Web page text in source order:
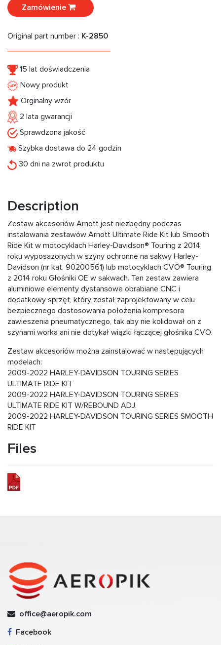
Zamówienie
Original part number : K-2850
15 lat doświadczenia
Nowy produkt
Orginalny wzór
2 lata gwarancji
Sprawdzona jakość
Szybka dostawa do 24 godzin
30 dni na zwrot produktu
Description
Zestaw akcesoriów Arnott jest niezbędny podczas
instalowania zestawów Arnott Ultimate Ride Kit lub Smooth
Ride Kit w motocyklach Harley-Davidson® Touring z 2014
roku wyposażonych w szyny ochronne na sakwy Harley-
Davidson (nr kat. 90200561) lub motocyklach CVO® Touring
z 2014 roku Głośniki OE w sakwach. Ten zestaw zawiera
aluminiowe elementy dystansowe obrabiane CNC i
dodatkowy sprzęt, który został zaprojektowany w celu
bezpiecznego dostosowania położenia kompresora
zawieszenia pneumatycznego, tak aby nie kolidował on z
szynami worka ani nie dotykał wiązki łączącej głośnika CVO.
Zestaw akcesoriów można zainstalować w następujących
modelach:
2009-2022 HARLEY-DAVIDSON TOURING SERIES
ULTIMATE RIDE KIT
2009-2022 HARLEY-DAVIDSON TOURING SERIES
ULTIMATE RIDE KIT W/REBOUND ADJ.
2009-2022 HARLEY-DAVIDSON TOURING SERIES SMOOTH
RIDE KIT
Files
office@aeropik.com
Facebook